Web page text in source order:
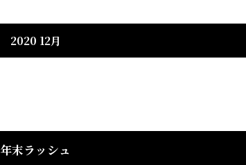
2020 12月
年末ラッシュ